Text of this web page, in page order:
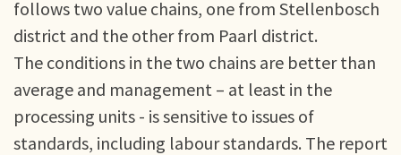
follows two value chains, one from Stellenbosch
district and the other from Paarl district.
The conditions in the two chains are better than
average and management – at least in the
processing units - is sensitive to issues of
standards, including labour standards. The report